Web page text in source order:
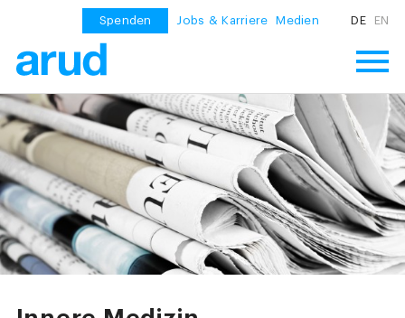
Spenden Jobs & Karriere Medien DE EN